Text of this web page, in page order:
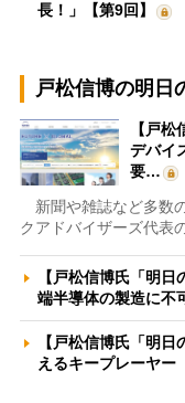
長！」【第9回】
戸松信博の明日
【戸
デバイ
要…
新聞や雑誌など多数
クアドバイザーズ代表
【戸松信博氏「明
端半導体の製造に不
【戸松信博氏「明
えるキープレーヤ